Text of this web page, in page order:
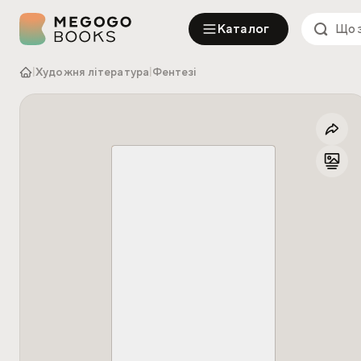
Каталог
|Художня література Фентезі